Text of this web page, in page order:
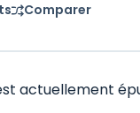
Comparer
actuellement